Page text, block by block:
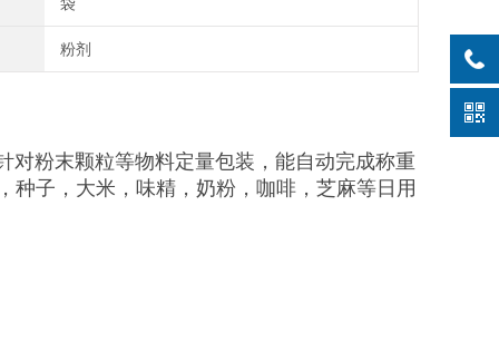
粉剂
对粉末颗粒等物料定量包装，能自动完成称重
种子，大米，味精，奶粉，咖啡，芝麻等日用